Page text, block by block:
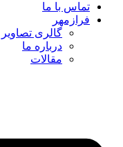
تماس با ما
فرازمهر
گالری تصاویر
درباره ما
مقالات